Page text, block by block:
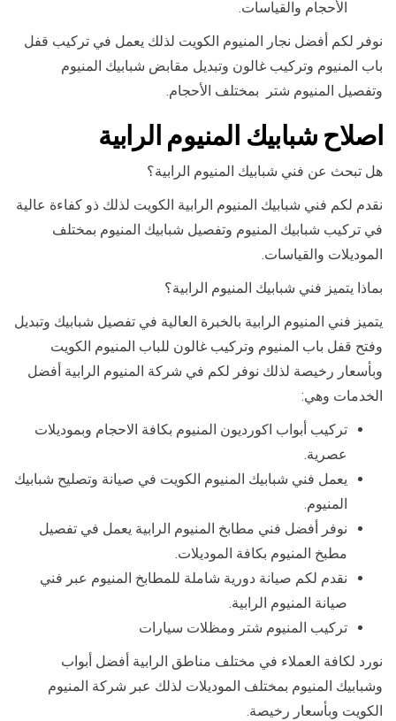
الأحجام والقياسات.
نوفر لكم أفضل نجار المنيوم الكويت لذلك يعمل في تركيب قفل
باب المنيوم وتركيب غالون وتبديل مقابض شبابيك المنيوم
وتفصيل المنيوم شتر بمختلف الأحجام.
اصلاح شبابيك المنيوم الرابية
هل تبحث عن فني شبابيك المنيوم الرابية؟
نقدم لكم فني شبابيك المنيوم الرابية الكويت لذلك ذو كفاءة عالية
في تركيب شبابيك المنيوم وتفصيل شبابيك المنيوم بمختلف
الموديلات والقياسات.
بماذا يتميز فني شبابيك المنيوم الرابية؟
يتميز فني المنيوم الرابية بالخبرة العالية في تفصيل شبابيك وتبديل
وفتح قفل باب المنيوم وتركيب غالون للباب المنيوم الكويت
وبأسعار رخيصة لذلك نوفر لكم في شركة المنيوم الرابية أفضل
الخدمات وهي:
تركيب أبواب اكورديون المنيوم بكافة الاحجام وبموديلات
عصرية.
يعمل فني شبابيك المنيوم الكويت في صيانة وتصليح شبابيك
المنيوم.
نوفر أفضل فني مطابخ المنيوم الرابية يعمل في تفصيل
مطبخ المنيوم بكافة الموديلات.
نقدم لكم صيانة دورية شاملة للمطابخ المنيوم عبر فني
صيانة المنيوم الرابية.
تركيب المنيوم شتر ومظلات سيارات
نورد لكافة العملاء في مختلف مناطق الرابية أفضل أبواب
وشبابيك المنيوم بمختلف الموديلات لذلك عبر شركة المنيوم
الكويت وبأسعار رخيصة.